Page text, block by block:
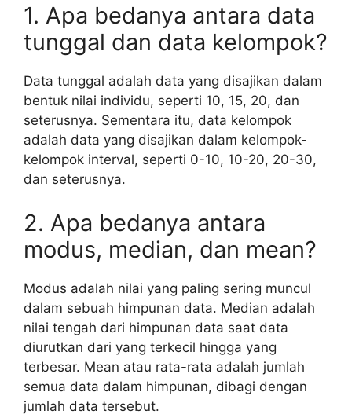
1. Apa bedanya antara data
tunggal dan data kelompok?
Data tunggal adalah data yang disajikan dalam
bentuk nilai individu, seperti 10, 15, 20, dan
seterusnya. Sementara itu, data kelompok
adalah data yang disajikan dalam kelompok-
kelompok interval, seperti 0-10, 10-20, 20-30,
dan seterusnya.
2. Apa bedanya antara
modus, median, dan mean?
Modus adalah nilai yang paling sering muncul
dalam sebuah himpunan data. Median adalah
nilai tengah dari himpunan data saat data
diurutkan dari yang terkecil hingga yang
terbesar. Mean atau rata-rata adalah jumlah
semua data dalam himpunan, dibagi dengan
jumlah data tersebut.